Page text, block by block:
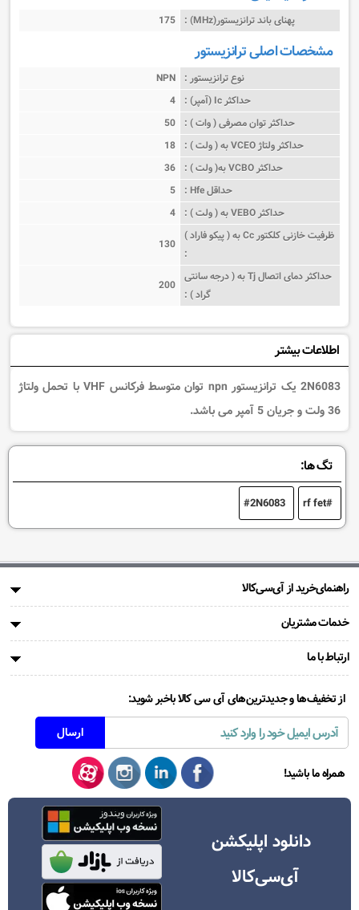
پهنای باند ترانزیستور(MHz) : 175
مشخصات اصلی ترانزیستور
نوع ترانزیستور : NPN
حداکثر Ic (آمپر) :
4
حداکثر توان مصرفی ( وات ) : 50
حداکثر ولتاژ VCEO به ( ولت ) :
18
حداکثر VCBO به( ولت ) :
36
حداقل Hfe :
5
حداکثر VEBO به ( ولت ) :
4
ظرفیت خازنی کلکتور Cc به ( پیکو فاراد )
:
130
حداکثر دمای اتصال Tj به ( درجه سانتی
گراد ) :
200
اطلاعات بیشتر
2N6083 یک ترانزیستور npn توان متوسط فرکانس VHF با تحمل ولتاژ
36 ولت و جریان 5 آمپر می باشد.
تگ ها:
rf fet
2N6083
راهنمای‌خرید از آی‌سی‌کالا
خدمات مشتریان
ارتباط با ما
از تخفیف‌ها و جدیدترین‌های آی سی کالا باخبر شوید:
همراه ما باشید!
دانلود اپلیکشن
آی‌سی‌کالا